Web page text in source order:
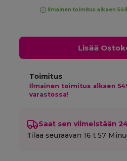
Ilmainen toimitus alkaen
Lisää
Toimitus
Ilmainen toimitus alkaen
varastossa!
Saat sen viimeistään
Tilaa seuraavan16 t 57